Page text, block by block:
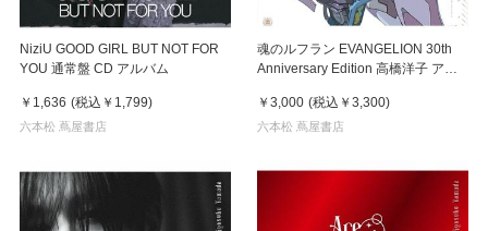
NiziU GOOD GIRL BUT NOT FOR
YOU 通常盤 CD アルバム
￥1,636 (税込 ￥1,799)
六本松 蔦屋書店
魂のルフラン EVANGELION 30th
Anniversary Edition 高橋洋子 アナ
￥3,000 (税込 ￥3,300)
六本松 蔦屋書店